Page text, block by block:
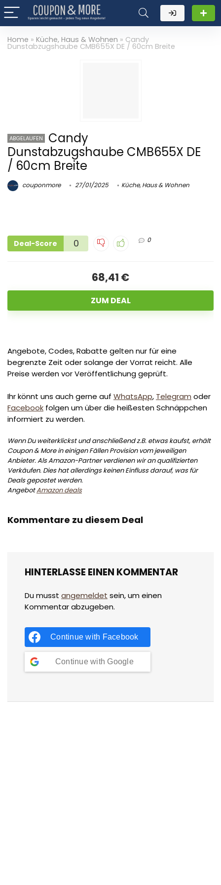
Home » Küche, Haus & Wohnen » Candy
Dunstabzugshaube CMB655X DE / 60cm Breite
ABGELAUFEN
Candy
Dunstabzugshaube CMB655X DE
/ 60cm Breite
couponmore 27/01/2025 Küche, Haus & Wohnen
Deal-Score 0 0
68,41 €
ZUM DEAL
Angebote, Codes, Rabatte gelten nur für eine
begrenzte Zeit oder solange der Vorrat reicht. Alle
Preise werden vor Veröffentlichung geprüft.
Ihr könnt uns auch gerne auf WhatsApp, Telegram oder
Facebook folgen um über die heißesten Schnäppchen
informiert zu werden.
Wenn Du weiterklickst und anschließend z.B. etwas kaufst, erhält
Coupon & More in einigen Fällen Provision vom jeweiligen
Anbieter. Als Amazon-Partner verdienen wir an qualifizierten
Verkäufen. Dies hat allerdings keinen Einfluss darauf, was für
Deals gepostet werden.
AngebotAmazon deals
Kommentare zu diesem Deal
HINTERLASSE EINEN KOMMENTAR
Du musst angemeldet sein, um einen
Kommentar abzugeben.
Continue with Facebook
Continue with Google